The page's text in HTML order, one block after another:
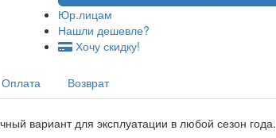
Юр.лицам
Нашли дешевле?
Хочу скидку!
Оплата
Возврат
вариант для эксплуатации в любой сезон года.